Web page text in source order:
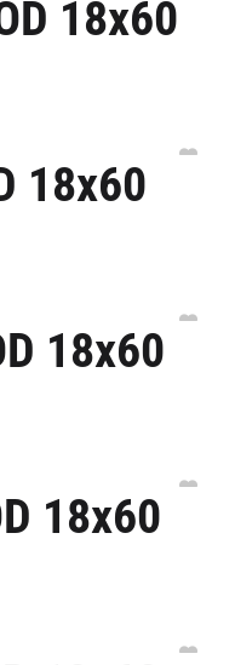
18x60
18x60
18x60
18x60